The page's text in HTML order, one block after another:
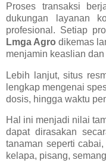
Proses transaksi
dukungan layanan
profesional. Setiap
Lmga Agro dikemas
menjamin keaslian
Lebih lanjut, situs
lengkap mengenai
dosis, hingga waktu
Hal ini menjadi nilai
dapat dirasakan
tanaman seperti
kelapa, pisang,